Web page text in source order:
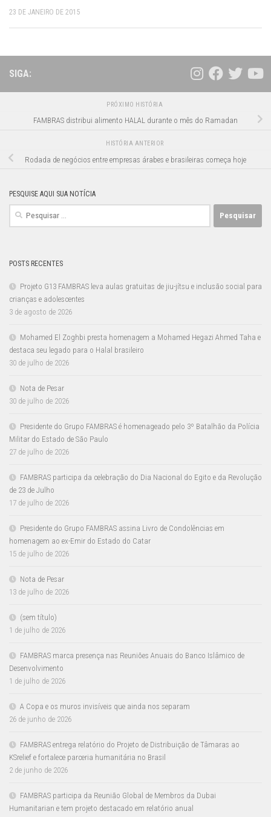
23 DE JANEIRO DE 2015
SIGA:
PRÓXIMO HISTÓRIA
FAMBRAS distribui alimento HALAL durante o mês do Ramadan
HISTÓRIA ANTERIOR
Rodada de negócios entre empresas árabes e brasileiras começa hoje
PESQUISE AQUI SUA NOTÍCIA
Pesquisar
POSTS RECENTES
Projeto G13 FAMBRAS leva aulas gratuitas de jiu-jítsu e inclusão social para
crianças e adolescentes
3 de agosto de 2026
Mohamed El Zoghbi presta homenagem a Mohamed Hegazi Ahmed Taha e
destaca seu legado para o Halal brasileiro
30 de julho de 2026
Nota de Pesar
30 de julho de 2026
Presidente do Grupo FAMBRAS é homenageado pelo 3º Batalhão da Polícia
Militar do Estado de São Paulo
27 de julho de 2026
FAMBRAS participa da celebração do Dia Nacional do Egito e da Revolução
de 23 de Julho
17 de julho de 2026
Presidente do Grupo FAMBRAS assina Livro de Condolências em
homenagem ao ex-Emir do Estado do Catar
15 de julho de 2026
Nota de Pesar
13 de julho de 2026
(sem título)
1 de julho de 2026
FAMBRAS marca presença nas Reuniões Anuais do Banco Islâmico de
Desenvolvimento
1 de julho de 2026
A Copa e os muros invisíveis que ainda nos separam
26 de junho de 2026
FAMBRAS entrega relatório do Projeto de Distribuição de Tâmaras ao
KSrelief e fortalece parceria humanitária no Brasil
2 de junho de 2026
FAMBRAS participa da Reunião Global de Membros da Dubai
Humanitarian e tem projeto destacado em relatório anual